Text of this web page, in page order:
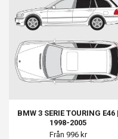
BMW 3 SERIE TOURING E46 |
1998-2005
Från 996 kr